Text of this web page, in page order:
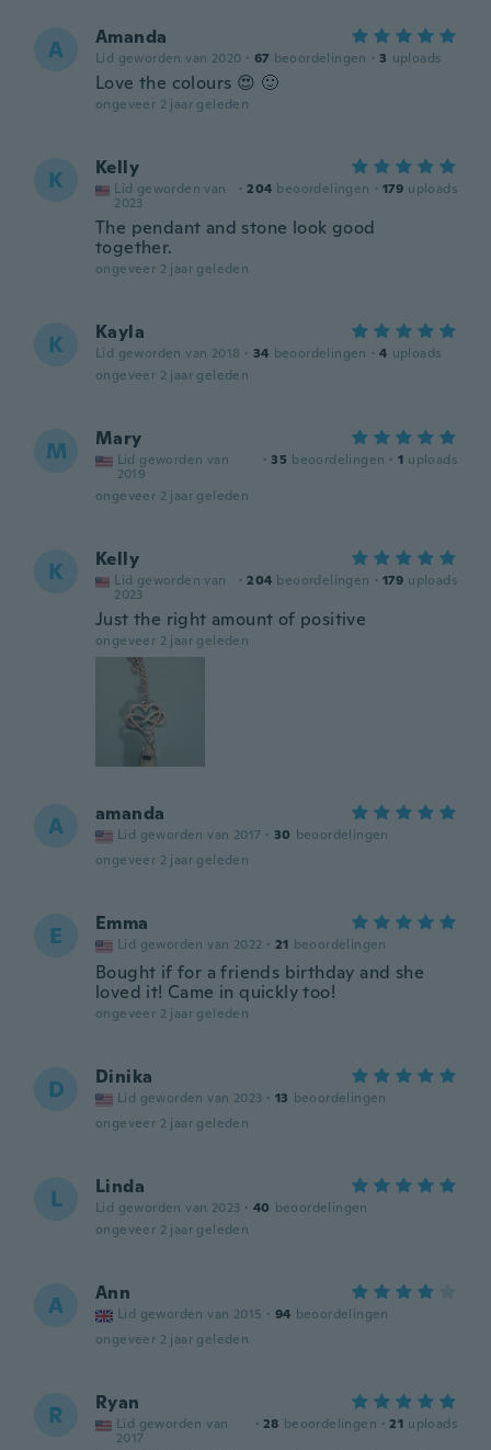
A Amanda
Lid geworden van 2020 · 67 beoordelingen · 3 uploads
Love the colours 😍 🙂
ongeveer 2 jaar geleden
K Kelly
Lid geworden van
2023
· 204 beoordelingen · 179 uploads
The pendant and stone look good
together.
ongeveer 2 jaar geleden
K Kayla
Lid geworden van 2018 · 34 beoordelingen · 4 uploads
ongeveer 2 jaar geleden
M Mary
Lid geworden van
2019
· 35 beoordelingen · 1 uploads
ongeveer 2 jaar geleden
K Kelly
Lid geworden van
2023
· 204 beoordelingen · 179 uploads
Just the right amount of positive
ongeveer 2 jaar geleden
A amanda
Lid geworden van 2017 · 30 beoordelingen
ongeveer 2 jaar geleden
E Emma
Lid geworden van 2022 · 21 beoordelingen
Bought if for a friends birthday and she
loved it! Came in quickly too!
ongeveer 2 jaar geleden
D Dinika
Lid geworden van 2023 · 13 beoordelingen
ongeveer 2 jaar geleden
L Linda
Lid geworden van 2023 · 40 beoordelingen
ongeveer 2 jaar geleden
A Ann
Lid geworden van 2015 · 94 beoordelingen
ongeveer 2 jaar geleden
R Ryan
Lid geworden van
2017
· 28 beoordelingen · 21 uploads